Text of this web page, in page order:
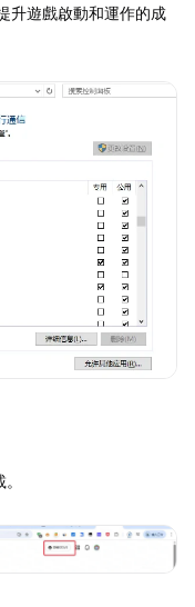
升遊戲啟動和運作的成